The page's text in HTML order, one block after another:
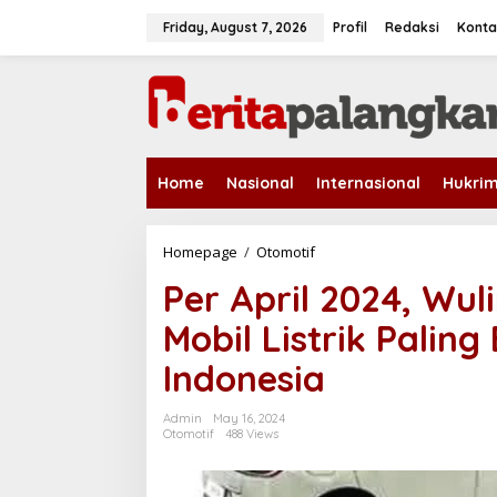
Friday, August 7, 2026 Profil Redaksi
Home Nasional Internasional Hukrim
Homepage / OtomotifP
A
p
r
i
l
4
,
Per April 2024,
Mobil Listrik
Indonesia
Admin
May 16, 2024
Otomotif
488 Views